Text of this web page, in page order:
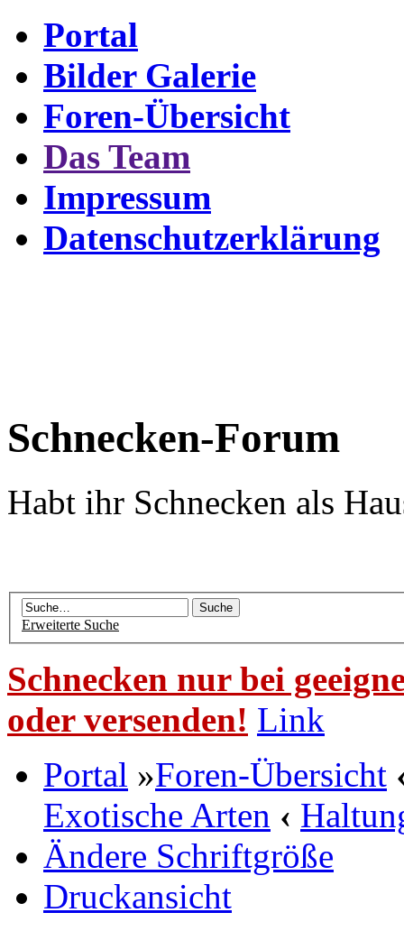
Portal
Bilder Galerie
Foren-Übersicht
Das Team
Impressum
Datenschutzerklärung
Schnecken-Forum
Habt ihr Schnecken als
Erweiterte Suche
Schnecken nur bei
oder versenden! Link
Portal »Foren-Übersicht
Exotische Arten ‹
Ändere Schriftgröße
Druckansicht